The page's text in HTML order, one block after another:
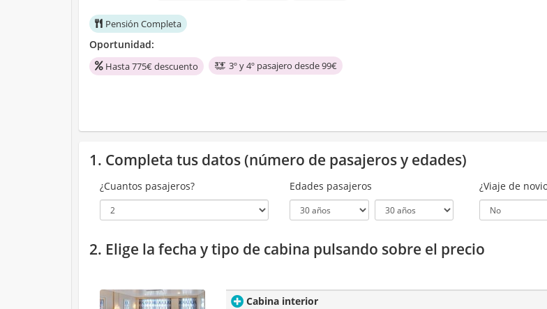
Pensión Completa
Oportunidad:
Hasta 775€ descuento 3º y 4º pasajero desde 99€
1. Completa tus datos (número de pasajeros y edades)
¿Cuantos pasajeros? Edades pasajeros ¿Viaje de
2. Elige la fecha y tipo de cabina pulsando sobre el precio
Cabina interior